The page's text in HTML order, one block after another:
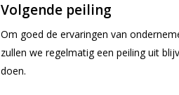
Volgende peiling
Om goed de ervaringen van
zullen we regelmatig een peiling uit
doen.